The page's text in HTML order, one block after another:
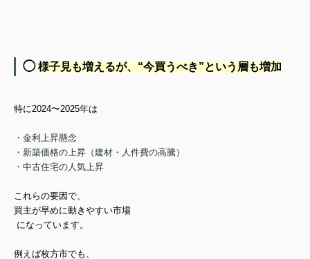
◯ 様子見も増えるが、“今買うべき”という層も増加
特に2024〜2025年は
・金利上昇懸念
・新築価格の上昇（建材・人件費の高騰）
・中古住宅の人気上昇
これらの要因で、
買主が早めに動きやすい市場
になっています。
例えば枚方市でも、